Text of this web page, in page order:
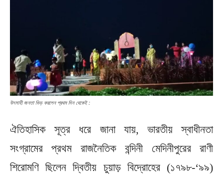
উৎসাহী জনতা ভিড় করলেন প্রথম দিন থেকেই :
ঐতিহাসিক সূত্র ধরে জানা যায়, ভারতীয় স্বাধীনতা
সংগ্রামের প্রথম রাজনৈতিক বন্দিনী মেদিনীপুরের রাণী
শিরোমণি ছিলেন দ্বিতীয় চুয়াড় বিদ্রোহের (১৭৯৮-‘৯৯)